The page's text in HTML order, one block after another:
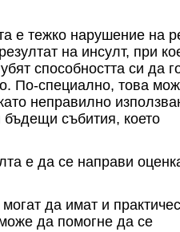
е тежко нарушение на
на инсулт, при
способността си да
По-специално, това
неправилно
бъдещи събития, което
е да се направи
да имат и
да помогне да се